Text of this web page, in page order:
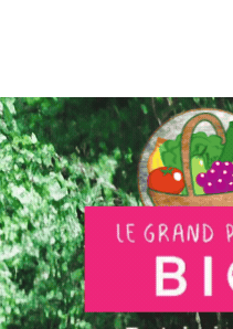
d’Auzon, cette
vous livre une
un tour dans la cité
cet été.